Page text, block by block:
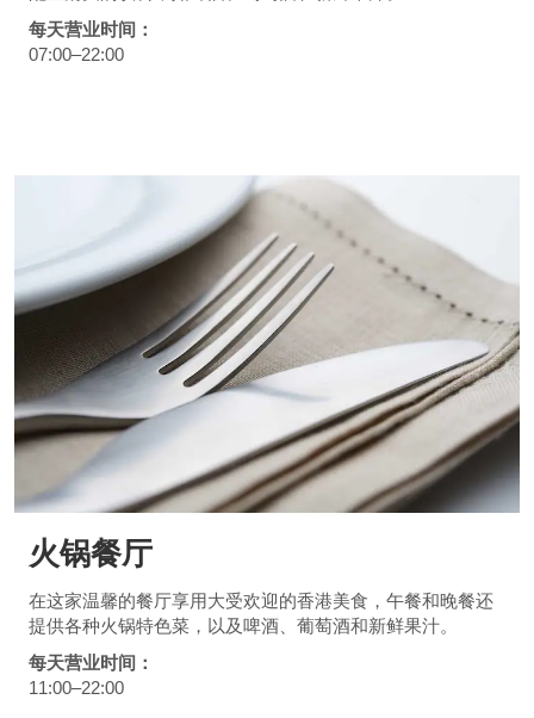
每天营业时间：
07:00–22:00
火锅餐厅
在这家温馨的餐厅享用大受欢迎的香港美食，午餐和晚餐还
提供各种火锅特色菜，以及啤酒、葡萄酒和新鲜果汁。
每天营业时间：
11:00–22:00